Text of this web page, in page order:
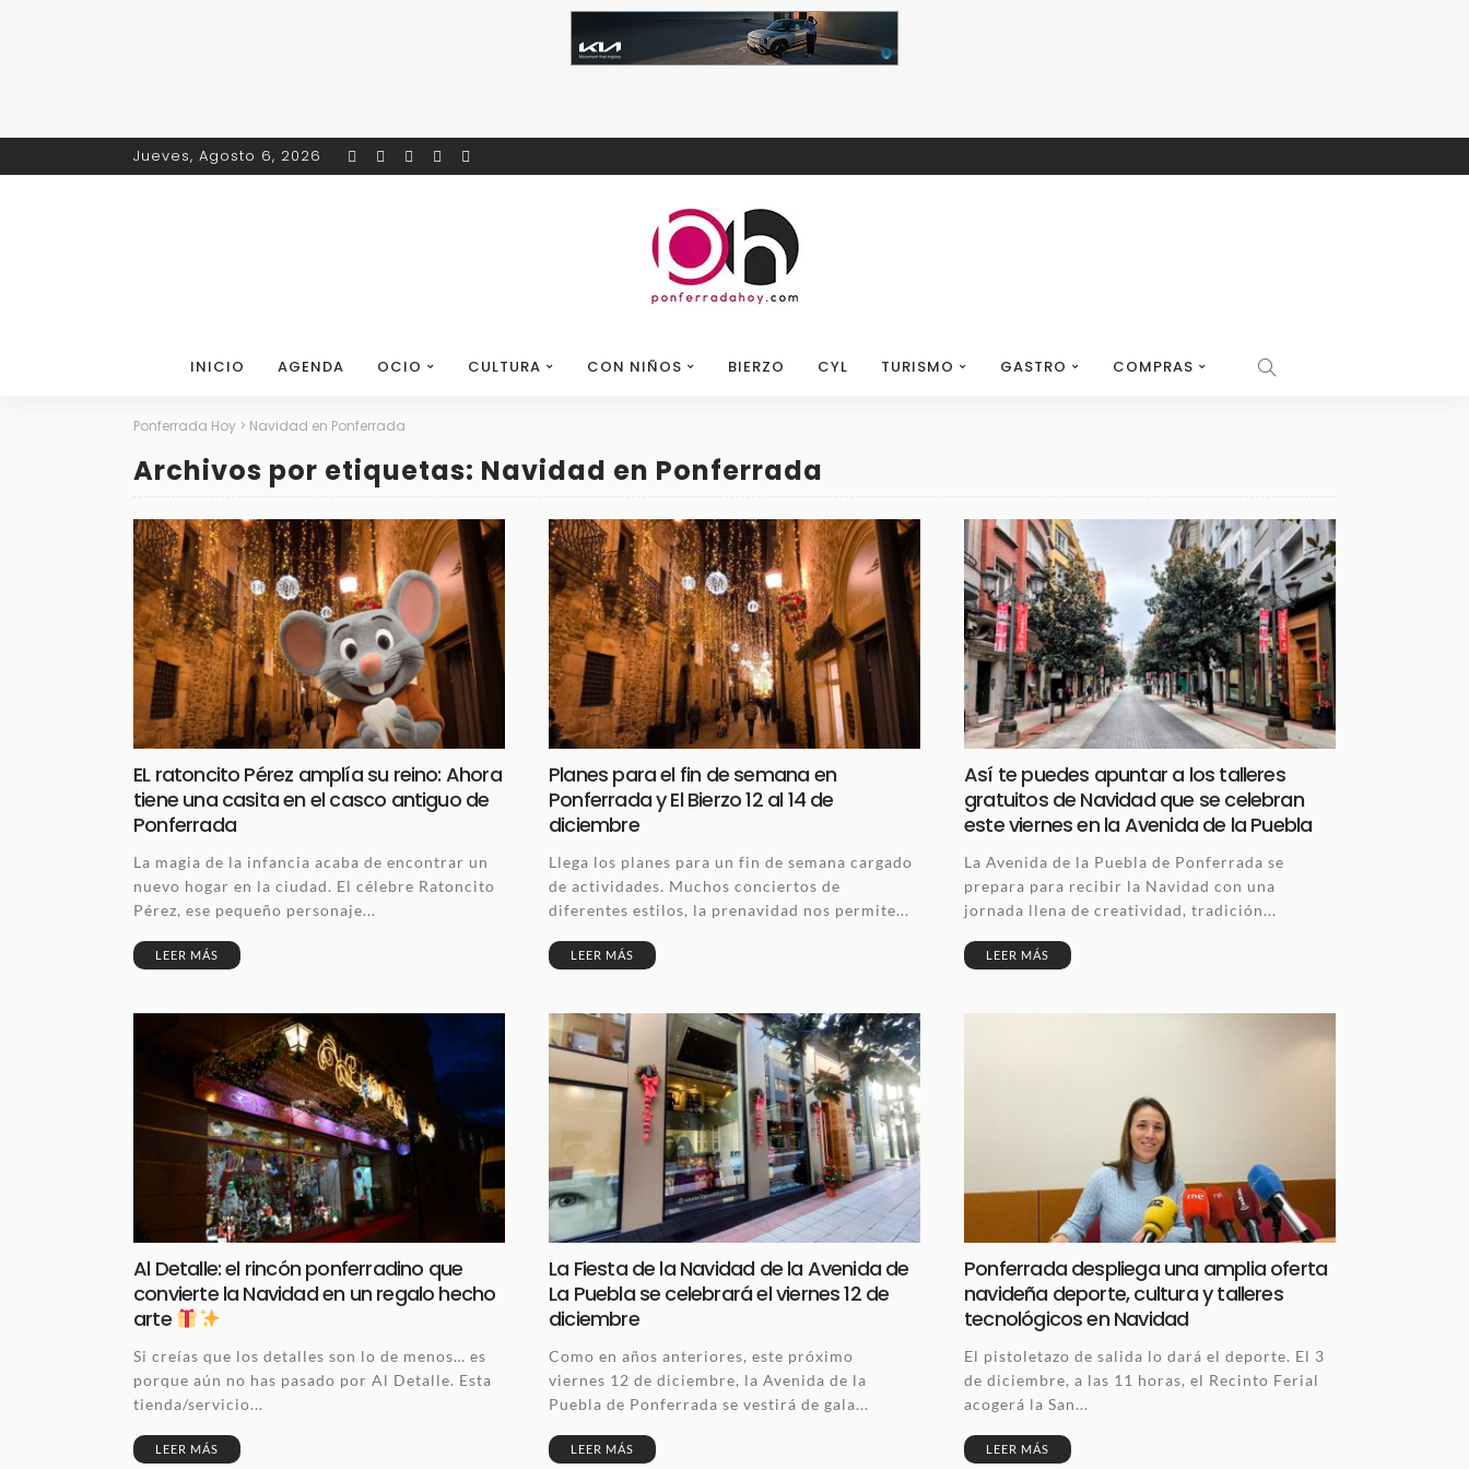
Jueves, Agosto 6, 2026
INICIO AGENDA OCIO CULTURA CON NIÑOS BIERZO CYL TURISMO GASTRO COMPRAS
Ponferrada Hoy > Navidad en Ponferrada
Archivos por etiquetas: Navidad en Ponferrada
EL ratoncito Pérez amplía su reino: Ahora
tiene una casita en el casco antiguo de
Ponferrada
La magia de la infancia acaba de encontrar un
nuevo hogar en la ciudad. El célebre Ratoncito
Pérez, ese pequeño personaje...
LEER MÁS
Planes para el fin de semana en
Ponferrada y El Bierzo 12 al 14 de
diciembre
Llega los planes para un fin de semana cargado
de actividades. Muchos conciertos de
diferentes estilos, la prenavidad nos permite...
LEER MÁS
Así te puedes apuntar a los talleres
gratuitos de Navidad que se celebran
este viernes en la Avenida de la Puebla
La Avenida de la Puebla de Ponferrada se
prepara para recibir la Navidad con una
jornada llena de creatividad, tradición...
LEER MÁS
Al Detalle: el rincón ponferradino que
convierte la Navidad en un regalo hecho
arte
Si creías que los detalles son lo de menos… es
porque aún no has pasado por Al Detalle. Esta
tienda/servicio...
LEER MÁS
La Fiesta de la Navidad de la Avenida de
La Puebla se celebrará el viernes 12 de
diciembre
Como en años anteriores, este próximo
viernes 12 de diciembre, la Avenida de la
Puebla de Ponferrada se vestirá de gala...
LEER MÁS
Ponferrada despliega una amplia oferta
navideña deporte, cultura y talleres
tecnológicos en Navidad
El pistoletazo de salida lo dará el deporte. El 3
de diciembre, a las 11 horas, el Recinto Ferial
acogerá la San...
LEER MÁS